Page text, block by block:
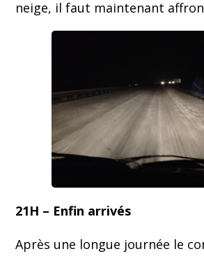
neige, il faut maintenant
21H – Enfin arrivés
Après une longue journée le